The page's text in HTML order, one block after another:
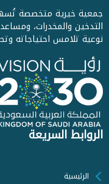
جمعية خيرية متخصصة
التدخين والمخدرات،
نوعية تلامس احتياجاته
الروابط السريعة
الرئيسية